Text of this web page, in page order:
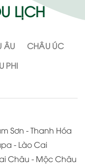
LỊCH
ÂU
CHÂU ÚC
PHI
Sơn - Thanh Hóa
- Lào Cai
Châu - Mộc Châu